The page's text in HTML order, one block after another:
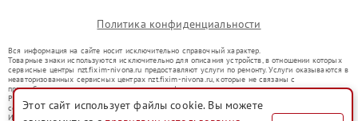
Политика конфиденциальности
Вся информация на сайте носит исключительно справочный характер.
Товарные знаки используются исключительно для описания устройств, в отношении которых
сервисные центры nzt.fixim-nivona.ru предоставляют услуги по ремонту. Услуги оказываются в
неавторизованных сервисных центрах nzt.fixim-nivona.ru, которые не связаны с
правообладателями товарных знаков или их официальными представителями.
Ремонт осуществляется для устройств, уже введенных в гражданский оборот в соответствии
со статьей 1487 ГК РФ.
Использование товарных знаков не преследует цели индивидуализации услуг или введения
Этот сайт использует файлы cookie. Вы можете